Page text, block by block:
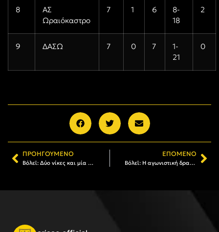
8
ΑΣ
Ωραιόκαστρο
7 1 6
8-
18
2
9 ΔΑΣΩ 7 0 7
1-
21
0
ΠΡΟΗΓΟΎΜΕΝΟ
Βόλεϊ: Δύο νίκες και μία ήττα για τα τμήματα υποδομών
ΕΠΌΜΕΝΟ
Βόλεϊ: Η αγωνιστική δραστηριότητα του Α.Σ. ΑΡΗΣ